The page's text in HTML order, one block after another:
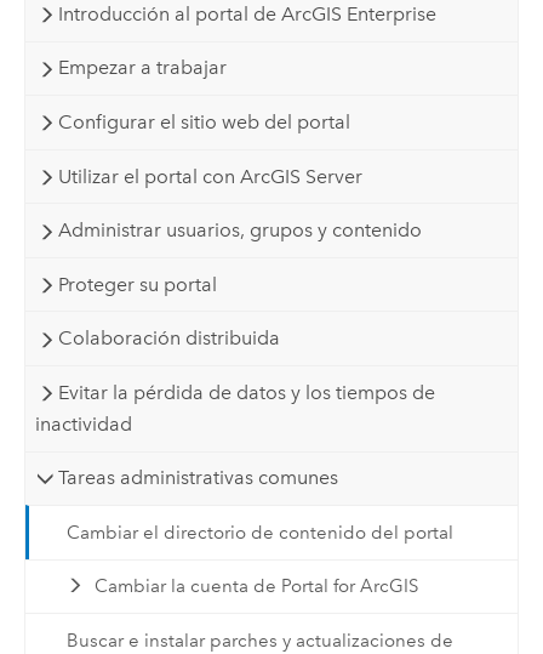
Introducción al portal de ArcGIS Enterprise
Empezar a trabajar
Configurar el sitio web del portal
Utilizar el portal con ArcGIS Server
Administrar usuarios, grupos y contenido
Proteger su portal
Colaboración distribuida
Evitar la pérdida de datos y los tiempos de
inactividad
Tareas administrativas comunes
Cambiar el directorio de contenido del portal
Cambiar la cuenta de Portal for ArcGIS
Buscar e instalar parches y actualizaciones de